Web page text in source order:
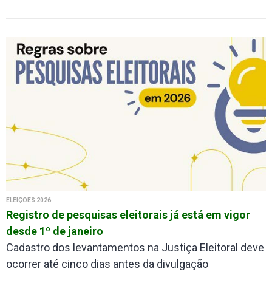
ELEIÇÕES 2026
Registro de pesquisas eleitorais já está em vigor
desde 1º de janeiro
Cadastro dos levantamentos na Justiça Eleitoral deve
ocorrer até cinco dias antes da divulgação